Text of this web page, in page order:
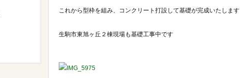
これから型枠を組み、コンクリート打設して基礎が完成いたします
生駒市東旭ヶ丘２棟現場も基礎工事中です